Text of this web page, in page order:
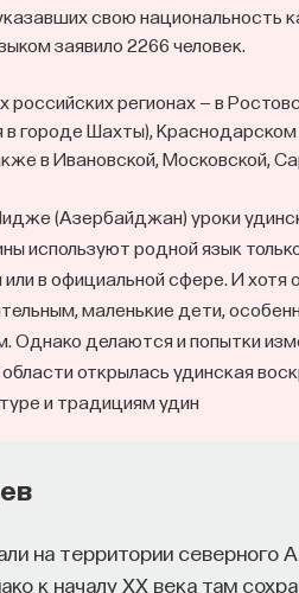
свою национальность
заявило 2266 человек.
регионах — в
городе Шахты), Краснодарском
в Ивановской, Московской,
(Азербайджан) уроки
используют родной язык
в официальной сфере. И
маленькие дети,
Однако делаются и попытки
открылась удинская
и традициям удин
на территории
к началу XX века там